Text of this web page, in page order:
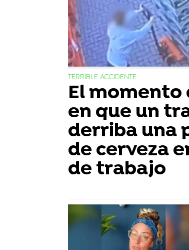
TERRIBLE ACCIDENTE
El
en que un
derriba una
de cerveza
de trabajo